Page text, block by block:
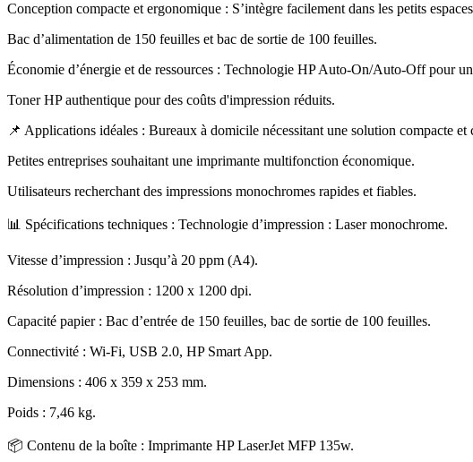
Conception compacte et ergonomique : S’intègre facilement dans les petits
Bac d’alimentation de 150 feuilles et bac de sortie de 100 feuilles.
Économie d’énergie et de ressources : Technologie HP Auto-On/Auto-Off pour
Toner HP authentique pour des coûts d'impression réduits.
📌 Applications idéales : Bureaux à domicile nécessitant une solution compacte et
Petites entreprises souhaitant une imprimante multifonction économique.
Utilisateurs recherchant des impressions monochromes rapides et fiables.
📊 Spécifications techniques : Technologie d’impression : Laser monochrome.
Vitesse d’impression : Jusqu’à 20 ppm (A4).
Résolution d’impression : 1200 x 1200 dpi.
Capacité papier : Bac d’entrée de 150 feuilles, bac de sortie de 100 feuilles.
Connectivité : Wi-Fi, USB 2.0, HP Smart App.
Dimensions : 406 x 359 x 253 mm.
Poids : 7,46 kg.
📦 Contenu de la boîte : Imprimante HP LaserJet MFP 135w.